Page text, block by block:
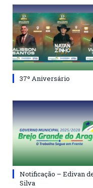
37º Aniversário
Notificação – Edivan
Silva